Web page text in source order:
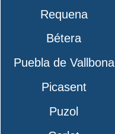
Requena
Bétera
Puebla de Vallbona
Picasent
Puzol